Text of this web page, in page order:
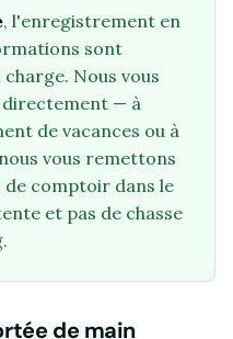
, l'enregistrement en
sont
Nous vous
directement — à
de vacances ou à
vous remettons
de comptoir dans le
et pas de chasse
de main